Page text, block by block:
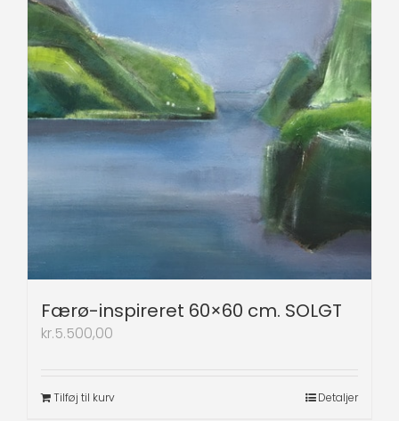
Færø-inspireret 60×60 cm. SOLGT
kr.5.500,00
Tilføj til kurv Detaljer